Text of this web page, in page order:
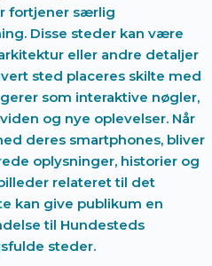
fortjener særlig
Disse steder kan være
eller andre detaljer
sted placeres skilte med
som interaktive nøgler,
og nye oplevelser. Når
deres smartphones, bliver
oplysninger, historier og
relateret til det
kan give publikum en
til Hundesteds
steder.